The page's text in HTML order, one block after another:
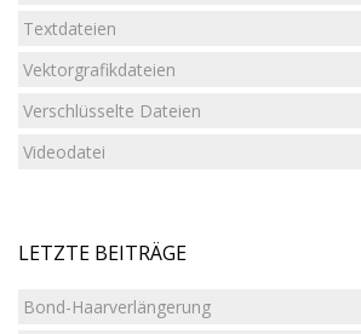
Textdateien
Vektorgrafikdateien
Verschlüsselte Dateien
Videodatei
LETZTE BEITRÄGE
Bond-Haarverlängerung